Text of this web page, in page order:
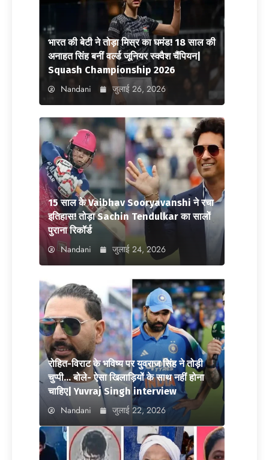
भारत की बेटी ने तोड़ा मिस्र का घमंड! 18 साल की
अनाहत सिंह बनीं वर्ल्ड जूनियर स्क्वैश चैंपियन|
Squash Championship 2026
Nandani जुलाई 26, 2026
15 साल के Vaibhav Sooryavanshi ने रचा
इतिहास! तोड़ा Sachin Tendulkar का सालों
पुराना रिकॉर्ड
Nandani जुलाई 24, 2026
रोहित-विराट के भविष्य पर युवराज सिंह ने तोड़ी
चुप्पी… बोले- ऐसा खिलाड़ियों के साथ नहीं होना
चाहिए| Yuvraj Singh interview
Nandani जुलाई 22, 2026